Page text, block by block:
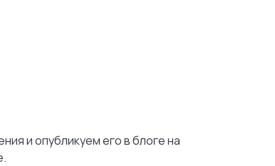
и опубликуем его в блоге на